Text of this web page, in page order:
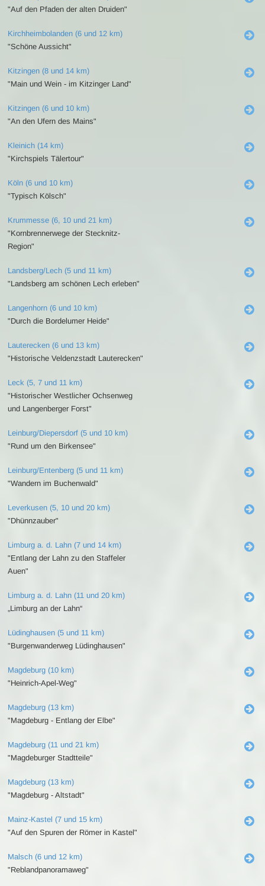
"Auf den Pfaden der alten Druiden"
Kirchheimbolanden (6 und 12 km)
"Schöne Aussicht"
Kitzingen (8 und 14 km)
"Main und Wein - im Kitzinger Land"
Kitzingen (6 und 10 km)
"An den Ufern des Mains"
Kleinich (14 km)
"Kirchspiels Tälertour"
Köln (6 und 10 km)
"Typisch Kölsch"
Krummesse (6, 10 und 21 km)
"Kornbrennerwege der Stecknitz-
Region"
Landsberg/Lech (5 und 11 km)
"Landsberg am schönen Lech erleben"
Langenhorn (6 und 10 km)
"Durch die Bordelumer Heide"
Lauterecken (6 und 13 km)
"Historische Veldenzstadt Lauterecken"
Leck (5, 7 und 11 km)
"Historischer Westlicher Ochsenweg
und Langenberger Forst"
Leinburg/Diepersdorf (5 und 10 km)
"Rund um den Birkensee"
Leinburg/Entenberg (5 und 11 km)
"Wandern im Buchenwald"
Leverkusen (5, 10 und 20 km)
"Dhünnzauber"
Limburg a. d. Lahn (7 und 14 km)
"Entlang der Lahn zu den Staffeler
Auen"
Limburg a. d. Lahn (11 und 20 km)
„Limburg an der Lahn“
Lüdinghausen (5 und 11 km)
"Burgenwanderweg Lüdinghausen"
Magdeburg (10 km)
"Heinrich-Apel-Weg"
Magdeburg (13 km)
"Magdeburg - Entlang der Elbe"
Magdeburg (11 und 21 km)
"Magdeburger Stadtteile"
Magdeburg (13 km)
"Magdeburg - Altstadt"
Mainz-Kastel (7 und 15 km)
"Auf den Spuren der Römer in Kastel"
Malsch (6 und 12 km)
"Reblandpanoramaweg"